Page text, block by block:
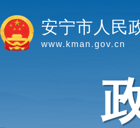
安宁市人民
www.kman.gov.cn